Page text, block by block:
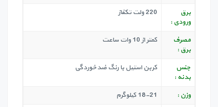
برق
ورودی :
220 ولت تکفاز
مصرف
برق :
کمتر از 10 وات ساعت
جنس
بدنه :
کربن استیل با رنگ ضدخوردگی
وزن :
18-21 کیلوگرم